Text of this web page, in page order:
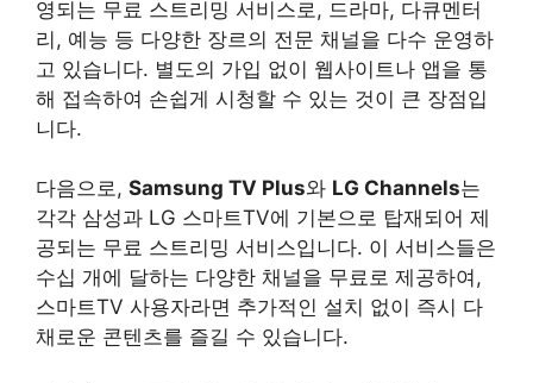
영되는 무료 스트리밍 서비스로, 드라마, 다큐멘터
리, 예능 등 다양한 장르의 전문 채널을 다수 운영하
고 있습니다. 별도의 가입 없이 웹사이트나 앱을 통
해 접속하여 손쉽게 시청할 수 있는 것이 큰 장점입
니다.
다음으로, Samsung TV Plus와 LG Channels는
각각 삼성과 LG 스마트TV에 기본으로 탑재되어 제
공되는 무료 스트리밍 서비스입니다. 이 서비스들은
수십 개에 달하는 다양한 채널을 무료로 제공하여,
스마트TV 사용자라면 추가적인 설치 없이 즉시 다
채로운 콘텐츠를 즐길 수 있습니다.